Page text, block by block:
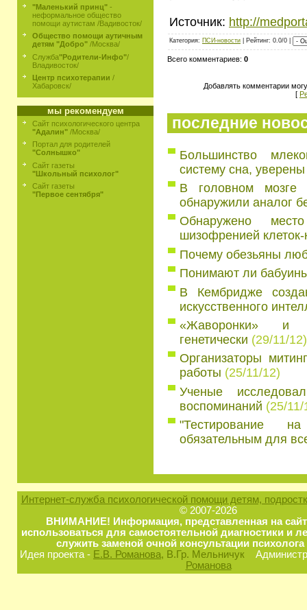
"Маленький принц" -
неформальное общество
помощи аутистам /Вадивосток/
Общество помощи аутичным
детям "Добро" /Москва/
Служба"Родители-Инфо"/
Владивосток/
Центр психотерапии /
Хабаровск/
мы рекомендуем
Сайт психологического центра
"Адалин" /Москва/
Портал для родителей
"Солнышко"
Сайт газеты
"Школьный психолог"
Сайт газеты
"Первое сентября"
Источник: http://
Категория: ПСИ-новости | Рейтинг: 0.0/0 |
Всего комментариев: 0
Добавлять комментарии
[
последние
Большинство
систему сна,
В головном мозге
обнаружили аналог
Обнаружено
шизофренией
Почему обезьяны
Понимают ли
В Кембридже
искусственного
«Жаворонки» и
генетически (29/11/12)
Организаторы
работы (25/11/12)
Ученые
воспоминаний (25/11/
"Тестирование
обязательным для
Интернет-служба психологической помощи детям,
© 2007-2026
ВНИМАНИЕ! Информация, представленная на
использоваться для самостоятельной диагностики и
служить заменой очной консультации
Идея проекта - Е.В. Романова, В.Гр. Мельничук
Романова